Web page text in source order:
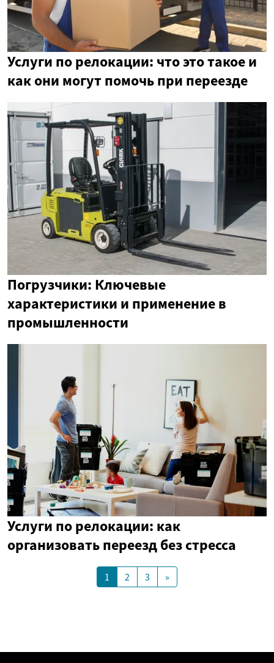
Услуги по релокации: что это такое и
как они могут помочь при переезде
Погрузчики: Ключевые
характеристики и применение в
промышленности
Услуги по релокации: как
организовать переезд без стресса
1 2 3 »